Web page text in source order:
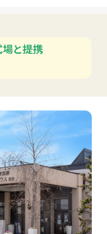
と提携